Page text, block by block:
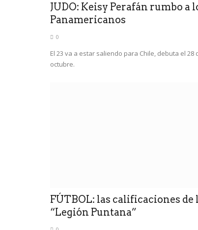
JUDO: Keisy Perafán rumbo a
Panamericanos
0
El 23 va a estar saliendo para Chile, debuta el 28
octubre.
FÚTBOL: las calificaciones de
“Legión Puntana”